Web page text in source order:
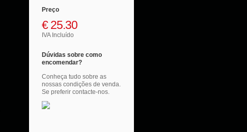
Preço
€25.30
IVA Incluído
Dúvidas sobre como
encomendar?
Conheça tudo sobre as
nossas condições de venda.
Se preferir contacte-nos.